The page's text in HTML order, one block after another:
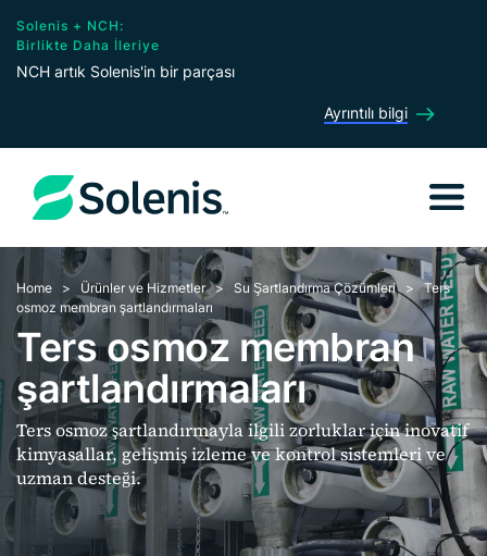
Solenis + NCH:
Birlikte Daha İleriye
NCH artık Solenis'in bir parçası
Ayrıntılı bilgi
Home Ürünler ve Hizmetler Su Şartlandırma Çözümleri
Ters
osmoz membran şartlandırmaları
Ters osmoz membran
şartlandırmaları
Ters osmoz şartlandırmayla ilgili zorluklar için inovatif
kimyasallar, gelişmiş izleme ve kontrol sistemleri ve
uzman desteği.